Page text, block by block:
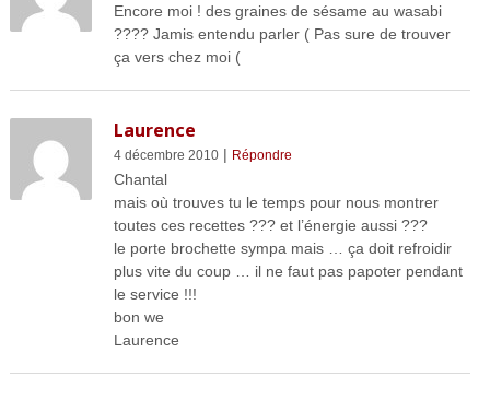
Encore moi ! des graines de sésame au wasabi
???? Jamis entendu parler ( Pas sure de trouver
ça vers chez moi (
Laurence
4 décembre 2010| Répondre
Chantal
mais où trouves tu le temps pour nous montrer
toutes ces recettes ??? et l’énergie aussi ???
le porte brochette sympa mais … ça doit refroidir
plus vite du coup … il ne faut pas papoter pendant
le service !!!
bon we
Laurence